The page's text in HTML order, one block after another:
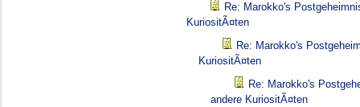
Re: Marokko's
KuriositÃ¤ten
Re: Marokko's
KuriositÃ¤ten
Re: Marokko's
andere KuriositÃ¤ten